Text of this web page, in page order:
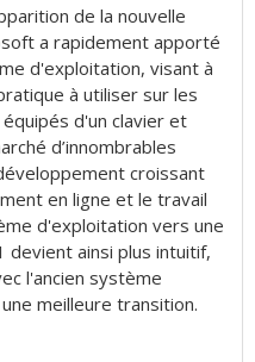
de la nouvelle
a rapidement apporté
d'exploitation, visant à
à utiliser sur les
d'un clavier et
d’innombrables
croissant
en ligne et le travail
d'exploitation vers une
devient ainsi plus intuitif,
l'ancien système
meilleure transition.